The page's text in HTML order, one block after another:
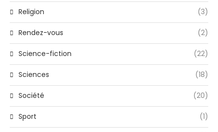
Religion (3)
Rendez-vous (2)
Science-fiction (22)
Sciences (18)
Société (20)
Sport (1)